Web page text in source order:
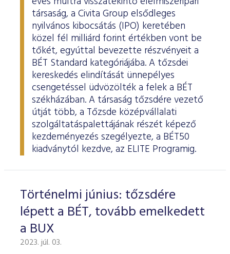
társaság, a Civita Group elsődleges
nyilvános kibocsátás (IPO) keretében
közel fél milliárd forint értékben vont be
tőkét, egyúttal bevezette részvényeit a
BÉT Standard kategóriájába. A tőzsdei
kereskedés elindítását ünnepélyes
csengetéssel üdvözölték a felek a BÉT
székházában. A társaság tőzsdére vezető
útját több, a Tőzsde középvállalati
szolgáltatáspalettájának részét képező
kezdeményezés szegélyezte, a BÉT50
kiadványtól kezdve, az ELITE Programig.
Történelmi június: tőzsdére
lépett a BÉT, tovább emelkedett
a BUX
2023. júl. 03.